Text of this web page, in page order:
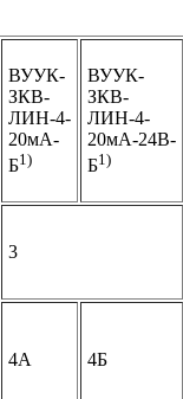
ВУУК-
ЗКВ-
ЛИН-4-
20мА-
Б1)
ВУУК-
ЗКВ-
ЛИН-4-
20мА-24В-
Б1)
3
4А 4Б